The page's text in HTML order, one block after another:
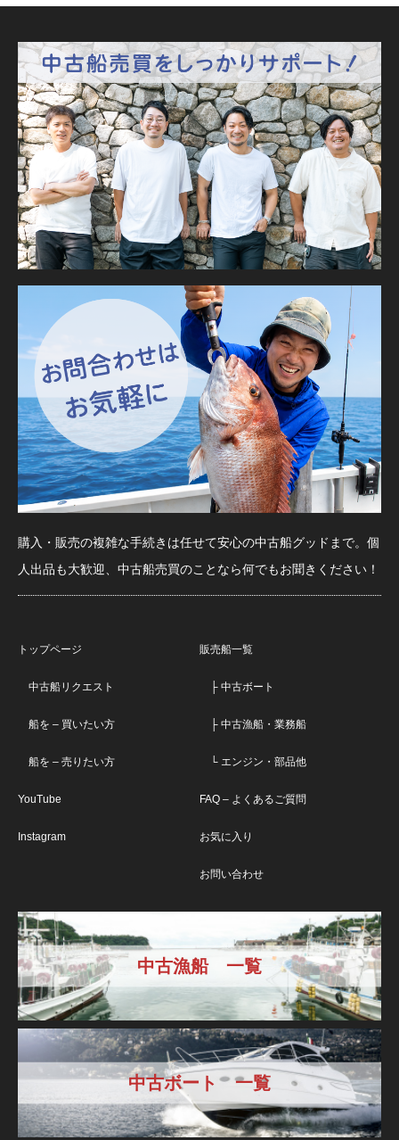
購入・販売の複雑な手続きは任せて安心の中古船グッドまで。個
人出品も大歓迎、中古船売買のことなら何でもお聞きください！
トップページ
中古船リクエスト
船を – 買いたい方
船を – 売りたい方
YouTube
Instagram
販売船一覧
├ 中古ボート
├ 中古漁船・業務船
└ エンジン・部品他
FAQ – よくあるご質問
お気に入り
お問い合わせ
中古漁船 一覧
中古ボート 一覧